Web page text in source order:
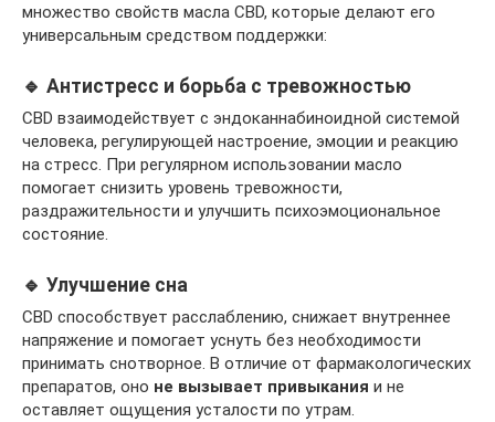
множество свойств масла CBD, которые делают его
универсальным средством поддержки:
🔹 Антистресс и борьба с тревожностью
CBD взаимодействует с эндоканнабиноидной системой
человека, регулирующей настроение, эмоции и реакцию
на стресс. При регулярном использовании масло
помогает снизить уровень тревожности,
раздражительности и улучшить психоэмоциональное
состояние.
🔹 Улучшение сна
CBD способствует расслаблению, снижает внутреннее
напряжение и помогает уснуть без необходимости
принимать снотворное. В отличие от фармакологических
препаратов, оно не вызывает привыкания и не
оставляет ощущения усталости по утрам.